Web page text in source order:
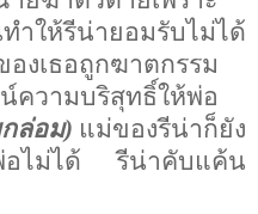
ห้รีน่ายอมรับไม่ได้
องเธอถูกฆาตกรรม
ความบริสุทธิ์ให้พ่อ
ล่อม) แม่ของรีน่าก็ยัง
ไม่ได้
รีน่าคับแค้น